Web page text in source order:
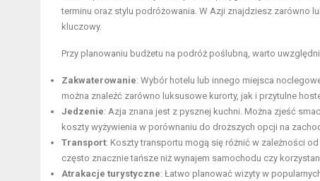
terminu oraz stylu podróżowania. W Azji znajdziesz zarówno
kluczowy.
Przy planowaniu budżetu na podróż poślubną, warto
Zakwaterowanie: Wybór hotelu lub innego miejsca
można znaleźć zarówno luksusowe kurorty, jak i przytulne
Jedzenie: Azja znana jest z pysznej kuchni. Można zjeść
koszty wyżywienia w porównaniu do droższych opcji na
Transport: Koszty transportu mogą się różnić w zależności
często znacznie tańsze niż wynajem samochodu czy
Atrakacje turystyczne: Łatwo planować wizyty w